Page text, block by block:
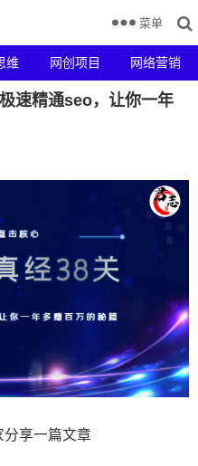
维 网创项目 网络营销
菜单
速精通seo，让你一年
分享一篇文章